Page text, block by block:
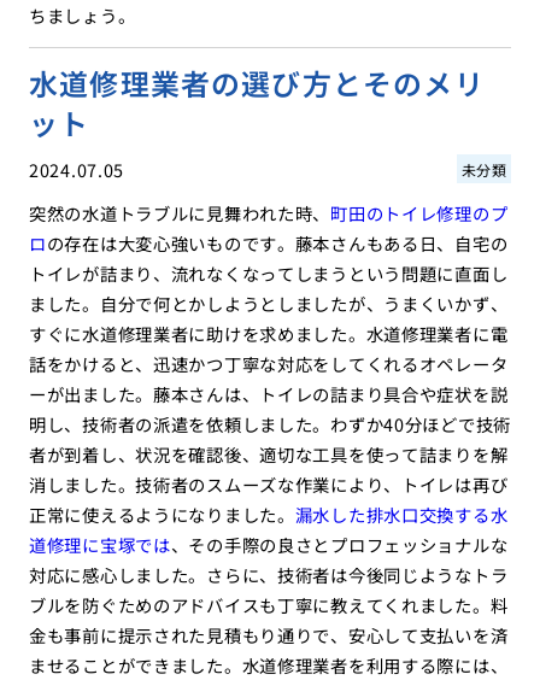
ちましょう。
水道修理業者の選び方とそのメリ
ット
2024.07.05 未分類
突然の水道トラブルに見舞われた時、 町田のトイレ修理のプ
ロの存在は大変心強いものです。藤本さんもある日、自宅の
トイレが詰まり、流れなくなってしまうという問題に直面し
ました。自分で何とかしようとしましたが、うまくいかず、
すぐに水道修理業者に助けを求めました。水道修理業者に電
話をかけると、迅速かつ丁寧な対応をしてくれるオペレータ
ーが出ました。藤本さんは、トイレの詰まり具合や症状を説
明し、技術者の派遣を依頼しました。わずか40分ほどで技術
者が到着し、状況を確認後、適切な工具を使って詰まりを解
消しました。技術者のスムーズな作業により、トイレは再び
正常に使えるようになりました。 漏水した排水口交換する水
道修理に宝塚では、その手際の良さとプロフェッショナルな
対応に感心しました。さらに、技術者は今後同じようなトラ
ブルを防ぐためのアドバイスも丁寧に教えてくれました。料
金も事前に提示された見積もり通りで、安心して支払いを済
ませることができました。水道修理業者を利用する際には、